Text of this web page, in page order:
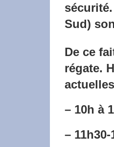
Sud)
De ce
régate.
– 10h à
–